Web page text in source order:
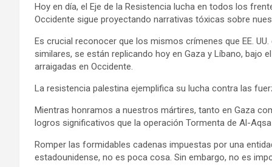
Hoy en día, el Eje de la Resistencia lucha en todos los
Occidente sigue proyectando narrativas tóxicas sobre
Es crucial reconocer que los mismos crímenes que EE.
similares, se están replicando hoy en Gaza y Líbano,
arraigadas en Occidente.
La resistencia palestina ejemplifica su lucha contra las
Mientras honramos a nuestros mártires, tanto en Gaza
logros significativos que la operación Tormenta de Al-
Romper las formidables cadenas impuestas por una
estadounidense, no es poca cosa. Sin embargo, no es